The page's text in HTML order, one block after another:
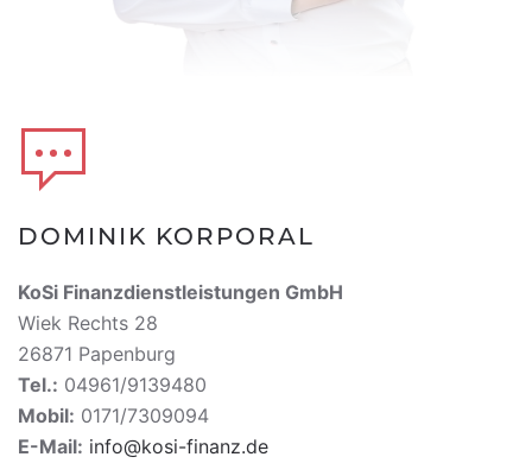
DOMINIK KORPORAL
KoSi Finanzdienstleistungen GmbH
Wiek Rechts 28
26871 Papenburg
Tel.: 04961/9139480
Mobil: 0171/7309094
E-Mail: info@kosi-finanz.de